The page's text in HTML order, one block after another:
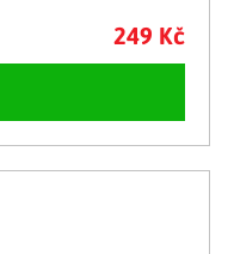
249 Kč